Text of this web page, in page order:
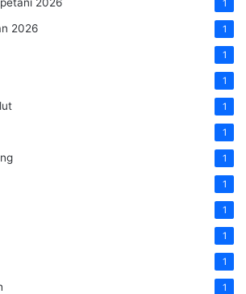
1
2026 1
1
1
1
1
1
1
1
1
1
1